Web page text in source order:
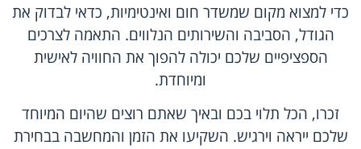
כדי למצוא מקום שמשדר חום ואינטימיות, כדאי לבדוק את
הגודל, הסביבה והשירותים הנלווים. התאמה לצרכים
הספציפיים שלכם יכולה להפוך את החוויה לאישית
ומיוחדת.
זכרו, הכל תלוי בכם ובאיך שאתם רוצים שהיום המיוחד
שלכם ייראה וירגיש. השקיעו את הזמן והמחשבה בבחירת